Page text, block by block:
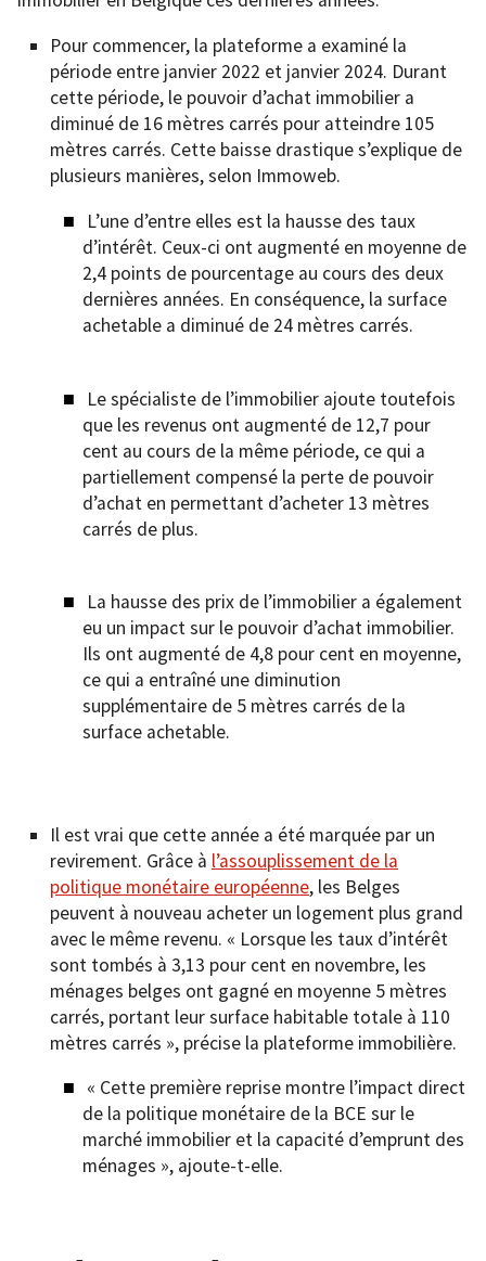
Pour commencer, la plateforme a examiné la
période entre janvier 2022 et janvier 2024. Durant
cette période, le pouvoir d’achat immobilier a
diminué de 16 mètres carrés pour atteindre 105
mètres carrés. Cette baisse drastique s’explique de
plusieurs manières, selon Immoweb.
L’une d’entre elles est la hausse des taux
d’intérêt. Ceux-ci ont augmenté en moyenne de
2,4 points de pourcentage au cours des deux
dernières années. En conséquence, la surface
achetable a diminué de 24 mètres carrés.
Le spécialiste de l’immobilier ajoute toutefois
que les revenus ont augmenté de 12,7 pour
cent au cours de la même période, ce qui a
partiellement compensé la perte de pouvoir
d’achat en permettant d’acheter 13 mètres
carrés de plus.
La hausse des prix de l’immobilier a également
eu un impact sur le pouvoir d’achat immobilier.
Ils ont augmenté de 4,8 pour cent en moyenne,
ce qui a entraîné une diminution
supplémentaire de 5 mètres carrés de la
surface achetable.
Il est vrai que cette année a été marquée par un
revirement. Grâce à l’assouplissement de la
politique monétaire européenne, les Belges
peuvent à nouveau acheter un logement plus grand
avec le même revenu. « Lorsque les taux d’intérêt
sont tombés à 3,13 pour cent en novembre, les
ménages belges ont gagné en moyenne 5 mètres
carrés, portant leur surface habitable totale à 110
mètres carrés », précise la plateforme immobilière.
« Cette première reprise montre l’impact direct
de la politique monétaire de la BCE sur le
marché immobilier et la capacité d’emprunt des
ménages », ajoute-t-elle.